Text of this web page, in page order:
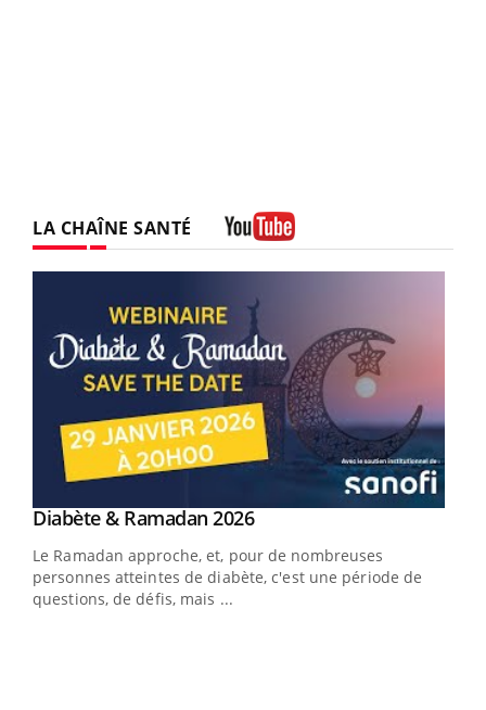
LA CHAÎNE SANTÉ
Youtube
Diabète & Ramadan 2026Youtube
Le Ramadan approche, et, pour de nombreuses
personnes atteintes de diabète, c'est une période de
questions, de défis, mais ...
Youtube
Un « jumeau numérique » pour faciliter l’accès
Un établissement lié à un groupe mutualiste innove en
matière de bilan de santé : l'utilisation d'un « jumeau